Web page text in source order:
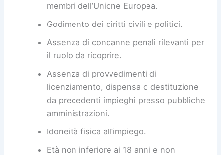
membri dell’Unione Europea.
Godimento dei diritti civili e politici.
Assenza di condanne penali rilevanti per
il ruolo da ricoprire.
Assenza di provvedimenti di
licenziamento, dispensa o destituzione
da precedenti impieghi presso pubbliche
amministrazioni.
Idoneità fisica all’impiego.
Età non inferiore ai 18 anni e non